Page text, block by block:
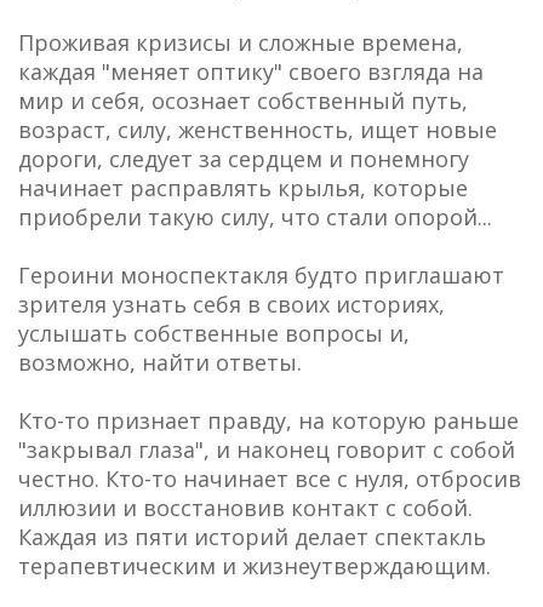
Проживая кризисы и сложные времена,
каждая "меняет оптику" своего взгляда на
мир и себя, осознает собственный путь,
возраст, силу, женственность, ищет новые
дороги, следует за сердцем и понемногу
начинает расправлять крылья, которые
приобрели такую силу, что стали опорой...
Героини моноспектакля будто приглашают
зрителя узнать себя в своих историях,
услышать собственные вопросы и,
возможно, найти ответы.
Кто-то признает правду, на которую раньше
"закрывал глаза", и наконец говорит с собой
честно. Кто-то начинает все с нуля, отбросив
иллюзии и восстановив контакт с собой.
Каждая из пяти историй делает спектакль
терапевтическим и жизнеутверждающим.